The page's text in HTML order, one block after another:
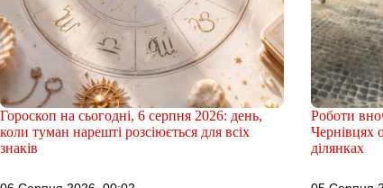
Гороскоп на сьогодні, 6 серпня 2026: день,
коли туман нарешті розсіюється для всіх
знаків
Роботи
Чернівцях
ділянках